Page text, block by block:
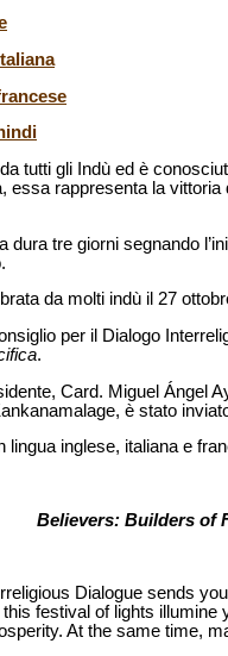
tutti gli Indù ed è
essa rappresenta la
dura tre giorni segnando
da molti indù il 27
per il Dialogo
.
Card. Miguel Ángel
è stato
lingua inglese, italiana e
Believers: Builders of
Dialogue sends
festival of lights
At the same time,